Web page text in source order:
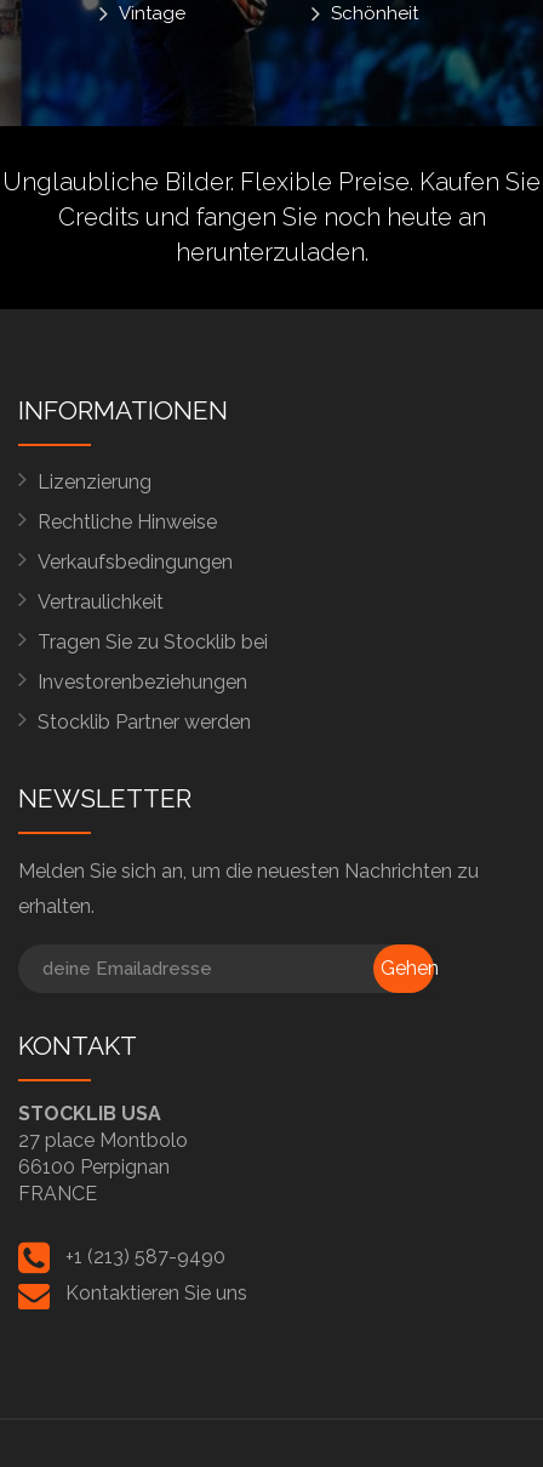
Schönheit
Vintage
Unglaubliche Bilder. Flexible Preise. Kaufen Sie
Credits und fangen Sie noch heute an
herunterzuladen.
INFORMATIONEN
Lizenzierung
Rechtliche Hinweise
Verkaufsbedingungen
Vertraulichkeit
Tragen Sie zu Stocklib bei
Investorenbeziehungen
Stocklib Partner werden
NEWSLETTER
Melden Sie sich an, um die neuesten Nachrichten zu
erhalten.
Gehen
KONTAKT
STOCKLIB USA
27 place Montbolo
66100 Perpignan
FRANCE
+1 (213) 587-9490
Kontaktieren Sie uns